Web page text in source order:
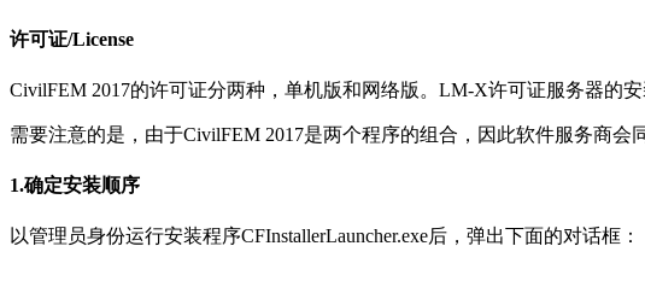
许可证/License
CivilFEM 2017的许可证分两种，单机版和网络版。LM-X许可证服务器的
需要注意的是，由于CivilFEM 2017是两个程序的组合，因此软件服务商会
1.确定安装顺序
以管理员身份运行安装程序CFInstallerLauncher.exe后，弹出下面的对话框：